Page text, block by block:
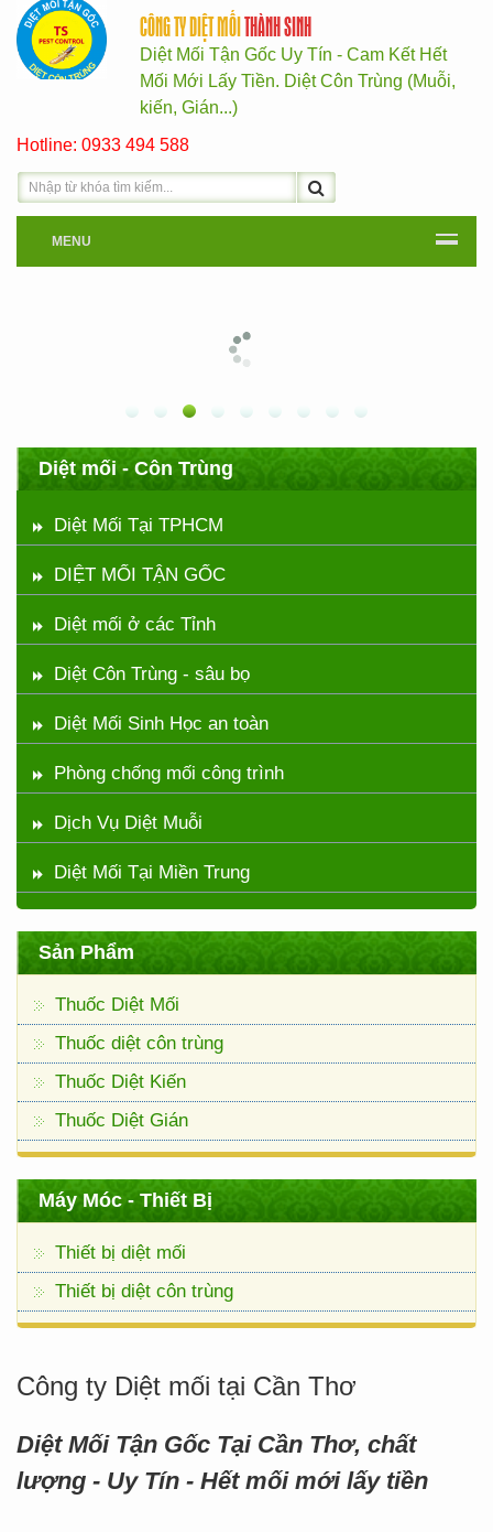
CÔNG TY DIỆT MỐITHÀNH SINH
Diệt Mối Tận Gốc Uy Tín - Cam Kết Hết
Mối Mới Lấy Tiền. Diệt Côn Trùng (Muỗi,
kiến, Gián...)
Hotline: 0933 494 588
MENU
Diệt mối - Côn Trùng
Diệt Mối Tại TPHCM
DIỆT MỐI TẬN GỐC
Diệt mối ở các Tỉnh
Diệt Côn Trùng - sâu bọ
Diệt Mối Sinh Học an toàn
Phòng chống mối công trình
Dịch Vụ Diệt Muỗi
Diệt Mối Tại Miền Trung
Sản Phẩm
Thuốc Diệt Mối
Thuốc diệt côn trùng
Thuốc Diệt Kiến
Thuốc Diệt Gián
Máy Móc - Thiết Bị
Thiết bị diệt mối
Thiết bị diệt côn trùng
Công ty Diệt mối tại Cần Thơ
Diệt Mối Tận Gốc Tại Cần Thơ, chất
lượng - Uy Tín - Hết mối mới lấy tiền